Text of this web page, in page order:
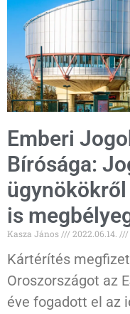
Emberi
Bírósága:
is
Kasza János 2022.06.14.
Kártérítés
Oroszországot az
éve fogadott el az